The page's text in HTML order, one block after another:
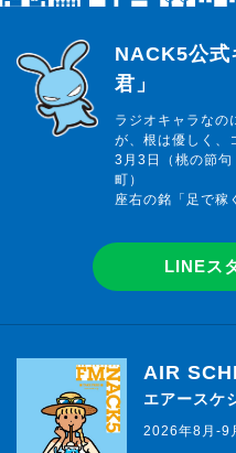
らじっと君
NACK5公式
君」
ラジオキャラなの
が、根は優しく、
3月3日（桃の節
町）
座右の銘「足で稼
LINEス
AIR
エアースケ
2026年8月-9